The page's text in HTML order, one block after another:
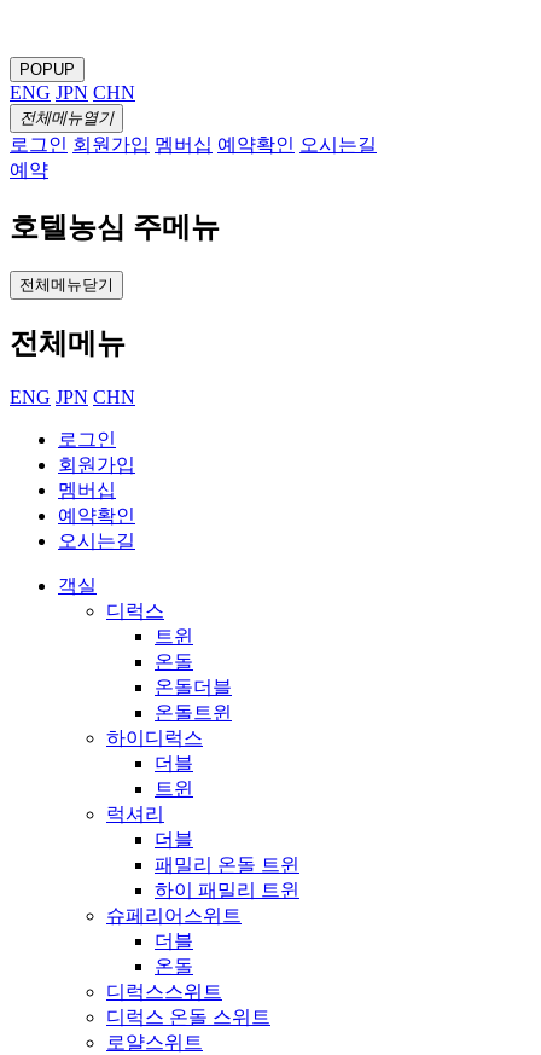
POPUP
ENG JPN CHN
전체메뉴열기
로그인 회원가입 멤버십 예약확인 오시는길
예약
호텔농심 주메뉴
전체메뉴닫기
전체메뉴
ENG JPN CHN
로그인
회원가입
멤버십
예약확인
오시는길
객실
디럭스
트윈
온돌
온돌더블
온돌트윈
하이디럭스
더블
트윈
럭셔리
더블
패밀리 온돌 트윈
하이 패밀리 트윈
슈페리어스위트
더블
온돌
디럭스스위트
디럭스 온돌 스위트
로얄스위트